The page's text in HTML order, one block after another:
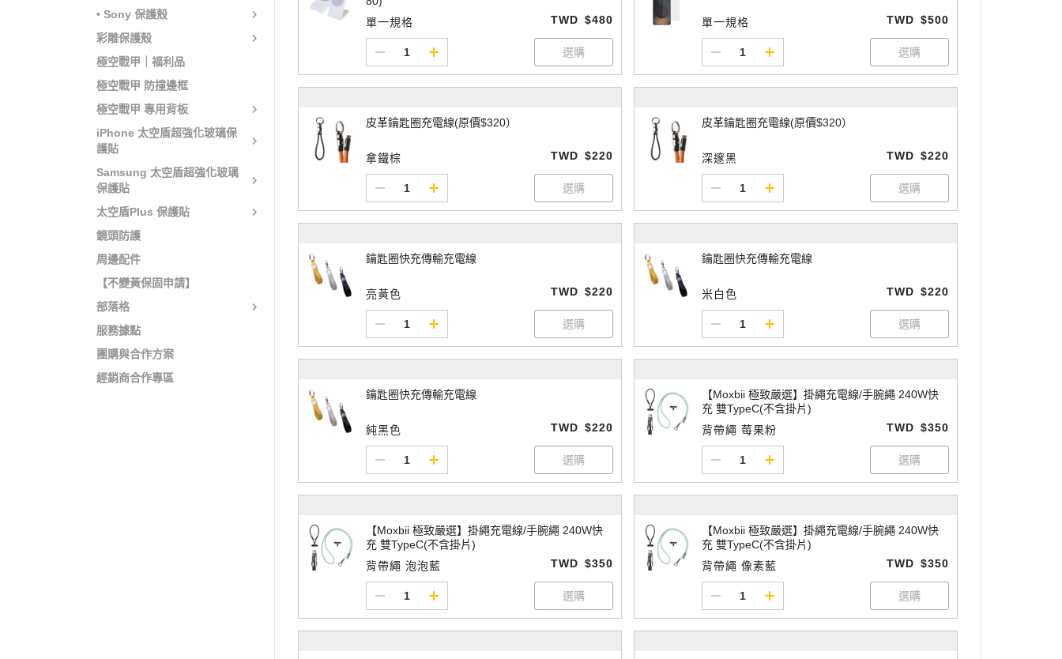
• Sony 保護殼
彩雕保護殼
極空戰甲｜福利品
極空戰甲 防撞邊框
極空戰甲 專用背板
iPhone 太空盾超強化玻璃保
護貼
Samsung 太空盾超強化玻璃
保護貼
太空盾Plus 保護貼
鏡頭防護
周邊配件
【不變黃保固申請】
部落格
服務據點
團購與合作方案
經銷商合作專區
單一規格
TWD $480 單一規格 TWD $500
皮革鑰匙圈充電線(原價$320）
拿鐵棕 TWD $220
皮革鑰匙圈充電線(原價$320）
深邃黑 TWD $220
鑰匙圈快充傳輸充電線
亮黃色 TWD $220
鑰匙圈快充傳輸充電線
米白色 TWD $220
鑰匙圈快充傳輸充電線
純黑色 TWD $220
【Moxbii 極致嚴選】掛繩充電線/手腕繩 240W快
充 雙TypeC(不含掛片)
背帶繩 莓果粉
TWD $350
【Moxbii 極致嚴選】掛繩充電線/手腕繩 240W快
充 雙TypeC(不含掛片)
背帶繩 泡泡藍
TWD $350
【Moxbii 極致嚴選】掛繩充電線/手腕繩 240W快
充 雙TypeC(不含掛片)
背帶繩 像素藍
TWD $350